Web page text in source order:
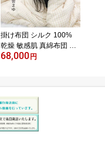
日
掛け布団 シルク 100%
乾燥 敏感肌 真綿布団 冬
用 本掛け シングル オー
ト 真綿100％ 2重ガーゼ
かけ布団 寝具 SHAMYM
OON 雲まゆ ギフト 新生
活 お買い物マラソン
68,000 円